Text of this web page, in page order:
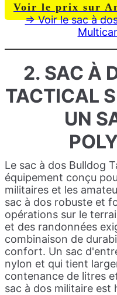
Voir le prix sur
=> Voir le sac à
2. SAC À
TACTICAL
UN
Le sac à dos Bulldog
équipement conçu
militaires et les
sac à dos robuste et
opérations sur le
et des randonnées
combinaison de
confort. Un sac
nylon et qui tient
contenance de litres
sac à dos militaire est